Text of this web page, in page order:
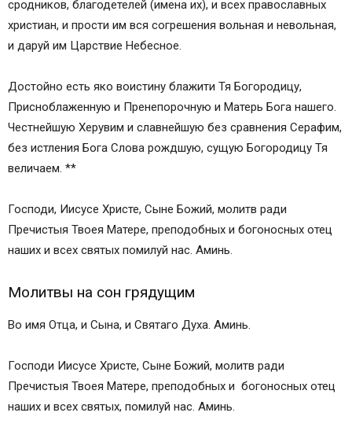
сродников, благодетелей (имена их), и всех православных
христиан, и прости им вся согрешения вольная и невольная,
и даруй им Царствие Небесное.
Достойно есть яко воистину блажити Тя Богородицу,
Присноблаженную и Пренепорочную и Матерь Бога нашего.
Честнейшую Херувим и славнейшую без сравнения Серафим,
без истления Бога Слова рождшую, сущую Богородицу Тя
величаем. **
Господи, Иисусе Христе, Сыне Божий, молитв ради
Пречистыя Твоея Матере, преподобных и богоносных отец
наших и всех святых помилуй нас. Аминь.
Молитвы на сон грядущим
Во имя Отца, и Сына, и Святаго Духа. Аминь.
Господи Иисусе Христе, Сыне Божий, молитв ради
Пречистыя Твоея Матере, преподобных и богоносных отец
наших и всех святых, помилуй нас. Аминь.